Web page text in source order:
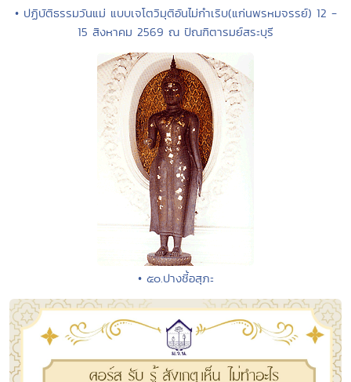
• ปฏิบัติธรรมวันแม่ แบบเจโตวิมุติอันไม่กำเริบ(แก่นพรหมจรรย์) 12 -
15 สิงหาคม 2569 ณ ปัณฑิตารมย์สระบุรี
• ๕๐.ปางชี้อสุภะ